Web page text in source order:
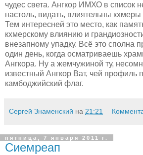
чудес света. Ангкор ИМХО в список
настоль, видать, влиятельны
Тем интересней это место, как
кхмерскому влиянию и
внезапному упадку. Всё это сполна
один день, когда осматриваешь
Ангкора. Ну а жемчужиной ту,
известный Ангкор Ват, чей профиль
камбоджийский флаг.
Сергей Знаменский на 21:21
пятница, 7 января 2011 г.
Сиемреап